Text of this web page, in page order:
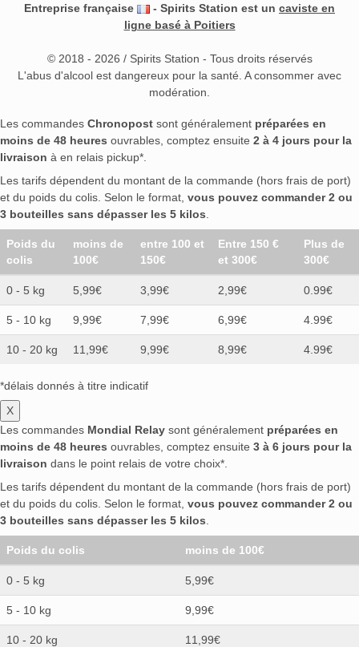
Entreprise française - Spirits Station est un caviste en
ligne basé à Poitiers
© 2018 - 2026 / Spirits Station - Tous droits réservés
L'abus d'alcool est dangereux pour la santé. A consommer avec
modération.
Les commandes Chronopost sont généralement préparées en
moins de 48 heures ouvrables, comptez ensuite 2 à 4 jours pour la
livraison à en relais pickup*.
Les tarifs dépendent du montant de la commande (hors frais de port)
et du poids du colis. Selon le format, vous pouvez commander 2 ou
3 bouteilles sans dépasser les 5 kilos
Poids du
colis
moins de
100€
entre 100 et
150€
Entre 150 €
et 300€
Plus de
300€
0 - 5 kg 5,99€ 3,99€ 2,99€ 0.99€
5 - 10 kg 9,99€ 7,99€ 6,99€ 4.99€
10 - 20 kg 11,99€ 9,99€ 8,99€ 4.99€
*délais donnés à titre indicatif
X
Les commandes Mondial Relay sont généralement préparées en
moins de 48 heures ouvrables, comptez ensuite 3 à 6 jours pour la
livraison dans le point relais de votre choix*.
Les tarifs dépendent du montant de la commande (hors frais de port)
et du poids du colis. Selon le format, vous pouvez commander 2 ou
3 bouteilles sans dépasser les 5 kilos
Poids du colis moins de 100€
0 - 5 kg 5,99€
5 - 10 kg 9,99€
10 - 20 kg 11,99€